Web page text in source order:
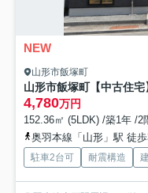
NEW
山形市飯塚町
山形市飯塚町【中古住宅
4,780万円
152.36㎡ (5LDK) /築1年 /2
奥羽本線「山形」駅 徒
駐車2台可 耐震構造